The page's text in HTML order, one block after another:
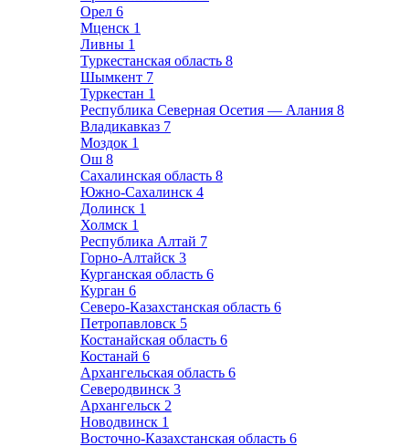
Орел 6
Мценск 1
Ливны 1
Туркестанская область 8
Шымкент 7
Туркестан 1
Республика Северная Осетия — Алания 8
Владикавказ 7
Моздок 1
Ош 8
Сахалинская область 8
Южно-Сахалинск 4
Долинск 1
Холмск 1
Республика Алтай 7
Горно-Алтайск 3
Курганская область 6
Курган 6
Северо-Казахстанская область 6
Петропавловск 5
Костанайская область 6
Костанай 6
Архангельская область 6
Северодвинск 3
Архангельск 2
Новодвинск 1
Восточно-Казахстанская область 6